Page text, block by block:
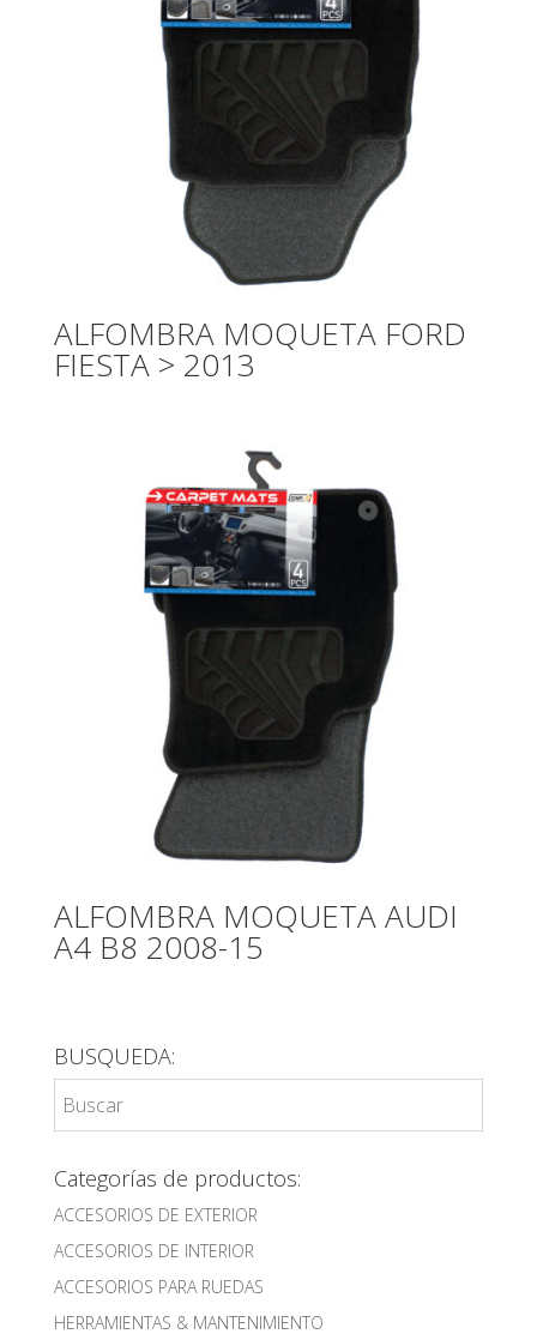
ALFOMBRA MOQUETA FORD
FIESTA > 2013
ALFOMBRA MOQUETA AUDI
A4 B8 2008-15
BUSQUEDA:
Categorías de productos:
ACCESORIOS DE EXTERIOR
ACCESORIOS DE INTERIOR
ACCESORIOS PARA RUEDAS
HERRAMIENTAS & MANTENIMIENTO